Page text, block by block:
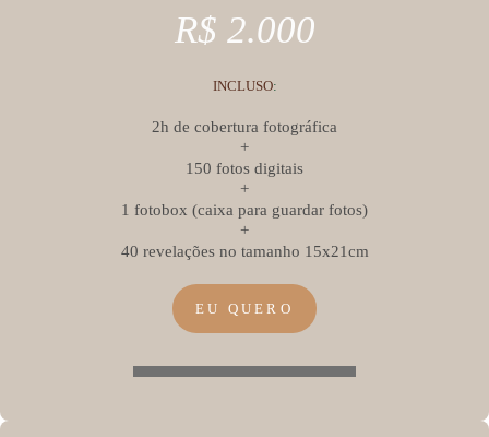
R$ 2.000
INCLUSO:
2h de cobertura fotográfica
+
150 fotos digitais
+
1 fotobox (caixa para guardar fotos)
+
40 revelações no tamanho 15x21cm
EU QUERO